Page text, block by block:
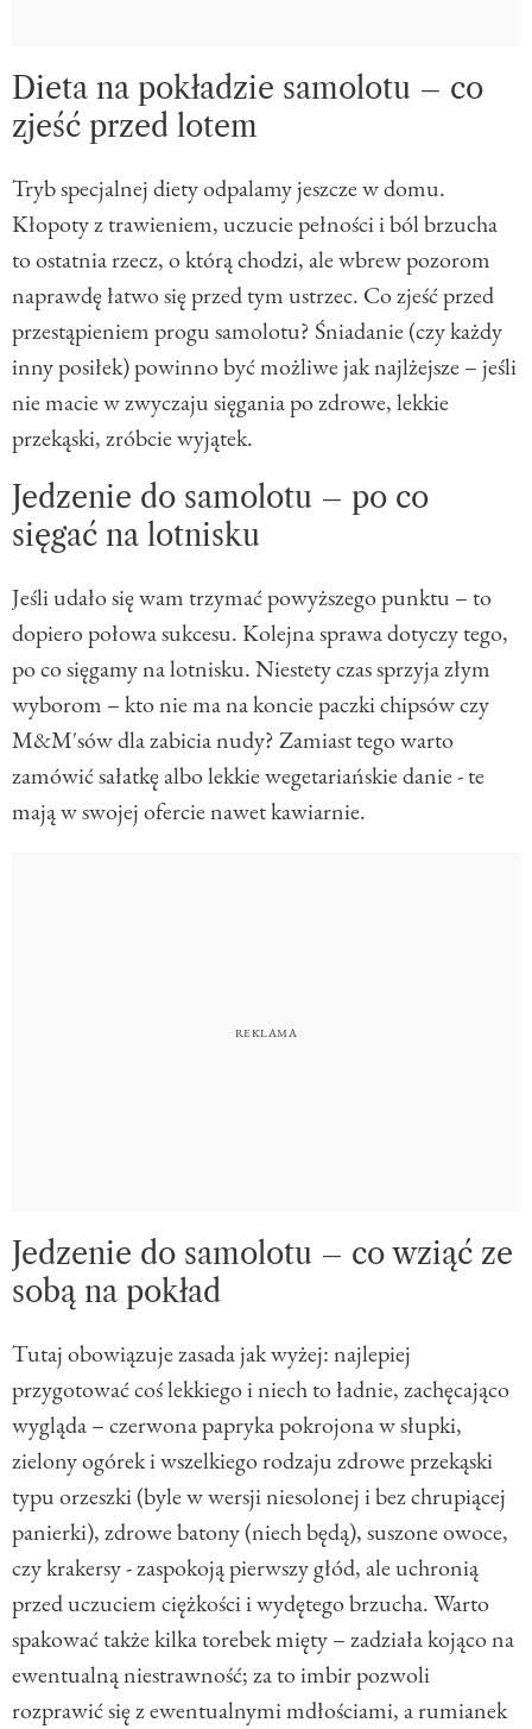
Dieta na pokładzie samolotu – co
zjeść przed lotem
Tryb specjalnej diety odpalamy jeszcze w domu.
Kłopoty z trawieniem, uczucie pełności i ból brzucha
to ostatnia rzecz, o którą chodzi, ale wbrew pozorom
naprawdę łatwo się przed tym ustrzec. Co zjeść przed
przestąpieniem progu samolotu? Śniadanie (czy każdy
inny posiłek) powinno być możliwe jak najlżejsze – jeśli
nie macie w zwyczaju sięgania po zdrowe, lekkie
przekąski, zróbcie wyjątek.
Jedzenie do samolotu – po co
sięgać na lotnisku
Jeśli udało się wam trzymać powyższego punktu – to
dopiero połowa sukcesu. Kolejna sprawa dotyczy tego,
po co sięgamy na lotnisku. Niestety czas sprzyja złym
wyborom – kto nie ma na koncie paczki chipsów czy
M&M'sów dla zabicia nudy? Zamiast tego warto
zamówić sałatkę albo lekkie wegetariańskie danie - te
mają w swojej ofercie nawet kawiarnie.
Jedzenie do samolotu – co wziąć ze
sobą na pokład
Tutaj obowiązuje zasada jak wyżej: najlepiej
przygotować coś lekkiego i niech to ładnie, zachęcająco
wygląda – czerwona papryka pokrojona w słupki,
zielony ogórek i wszelkiego rodzaju zdrowe przekąski
typu orzeszki (byle w wersji niesolonej i bez chrupiącej
panierki), zdrowe batony (niech będą), suszone owoce,
czy krakersy - zaspokoją pierwszy głód, ale uchronią
przed uczuciem ciężkości i wydętego brzucha. Warto
spakować także kilka torebek mięty – zadziała kojąco na
ewentualną niestrawność; za to imbir pozwoli
rozprawić się z ewentualnymi mdłościami, a rumianek